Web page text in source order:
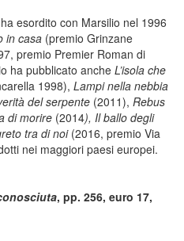
esordito con Marsilio nel 1996
in casa (premio Grinzane
premio Premier Roman di
ha pubblicato anche L’isola che
1998), Lampi nella nebbia
del serpente (2011), Rebus
di morire (2014), Il ballo degli
tra di noi(2016, premio Via
nei maggiori paesi europei.
, pp. 256, euro 17,